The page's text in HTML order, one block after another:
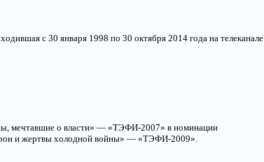
с 30 января 1998 по 30 октября 2014 года на телеканале
мечтавшие о власти» — «ТЭФИ-2007» в номинации
и жертвы холодной войны» — «ТЭФИ-2009».